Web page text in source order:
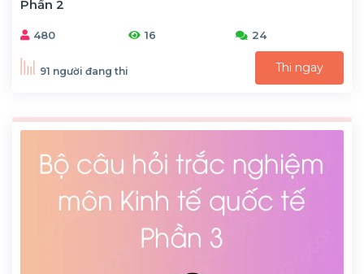
Phần 2
480 16 24
91 người đang thi Thi ngay